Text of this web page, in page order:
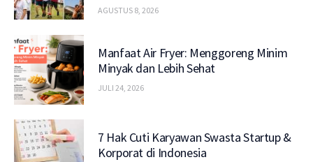
AGUSTUS 8, 2026
Manfaat Air Fryer: Menggoreng Minim
Minyak dan Lebih Sehat
JULI 24, 2026
7 Hak Cuti Karyawan Swasta Startup &
Korporat di Indonesia